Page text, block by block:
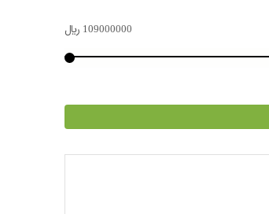
109000000 ﷼